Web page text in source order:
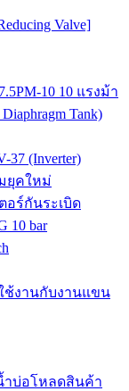
Valve]
10 10 แรงม้า
Tank)
37 (Inverter)
ยุคใหม่
อร์กันระเบิด
10 bar
ช้งานกับงานแขน
ำบ่อโหลดสินค้า